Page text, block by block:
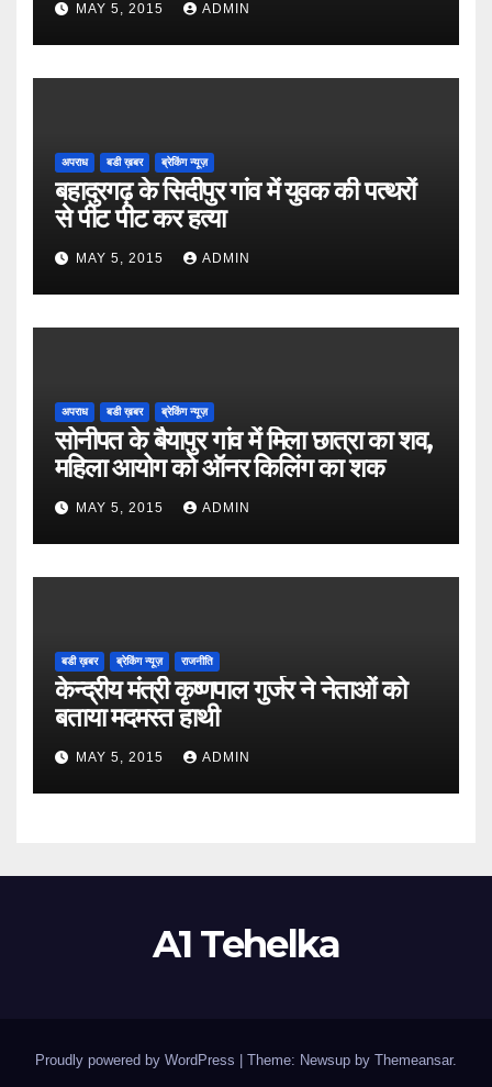
MAY 5, 2015 ADMIN
अपराध बडी ख़बर ब्रेकिंग न्यूज़
बहादुरगढ़ के सिदीपुर गांव में युवक की पत्थरों
से पीट पीट कर हत्या
MAY 5, 2015 ADMIN
अपराध बडी ख़बर ब्रेकिंग न्यूज़
सोनीपत के बैयापुर गांव में मिला छात्रा का शव,
महिला आयोग को ऑनर किलिंग का शक
MAY 5, 2015 ADMIN
बडी ख़बर ब्रेकिंग न्यूज़ राजनीति
केन्द्रीय मंत्री कृष्णपाल गुर्जर ने नेताओं को
बताया मदमस्त हाथी
MAY 5, 2015 ADMIN
A1 Tehelka
Proudly powered by WordPress Theme: Newsup by Themeansar.